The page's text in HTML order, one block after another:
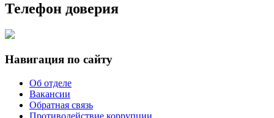
Телефон доверия
Навигация по сайту
Об отделе
Вакансии
Обратная связь
Противодействие коррупции